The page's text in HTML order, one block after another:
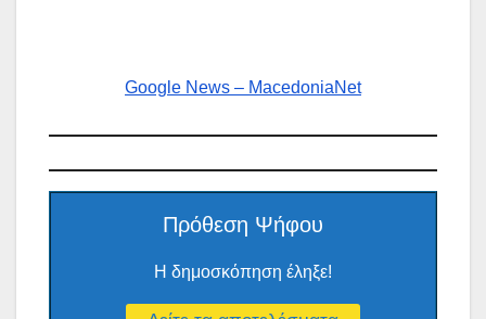
Google News – MacedoniaNet
Πρόθεση Ψήφου
Η δημοσκόπηση έληξε!